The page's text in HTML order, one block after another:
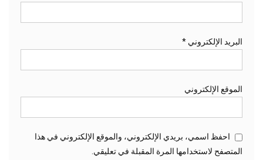
البريد الإلكتروني *
الموقع الإلكتروني
احفظ اسمي، بريدي الإلكتروني، والموقع الإلكتروني في هذا
المتصفح لاستخدامها المرة المقبلة في تعليقي.